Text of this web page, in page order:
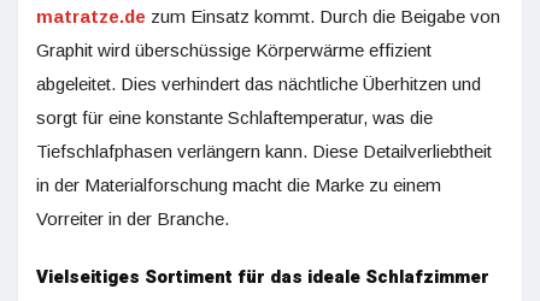
matratze.de zum Einsatz kommt. Durch die Beigabe von
Graphit wird überschüssige Körperwärme effizient
abgeleitet. Dies verhindert das nächtliche Überhitzen und
sorgt für eine konstante Schlaftemperatur, was die
Tiefschlafphasen verlängern kann. Diese Detailverliebtheit
in der Materialforschung macht die Marke zu einem
Vorreiter in der Branche.
Vielseitiges Sortiment für das ideale Schlafzimmer